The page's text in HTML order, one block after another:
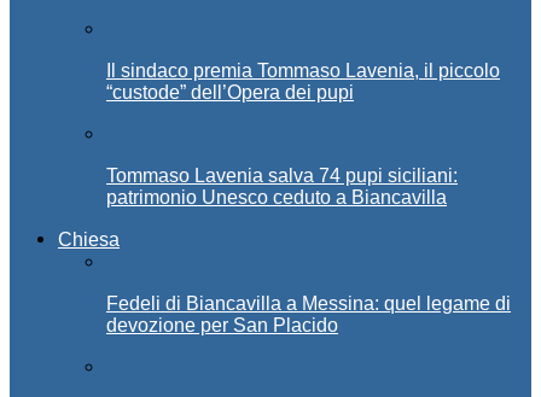
Il sindaco premia Tommaso Lavenia, il piccolo
“custode” dell’Opera dei pupi
Tommaso Lavenia salva 74 pupi siciliani:
patrimonio Unesco ceduto a Biancavilla
Chiesa
Fedeli di Biancavilla a Messina: quel legame di
devozione per San Placido